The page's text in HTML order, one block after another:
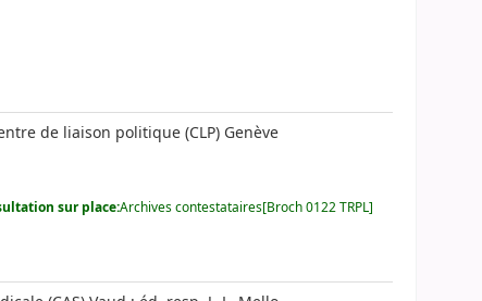
de liaison politique (CLP) Genève
sur place:Archives contestataires[Broch 0122 TRPL]